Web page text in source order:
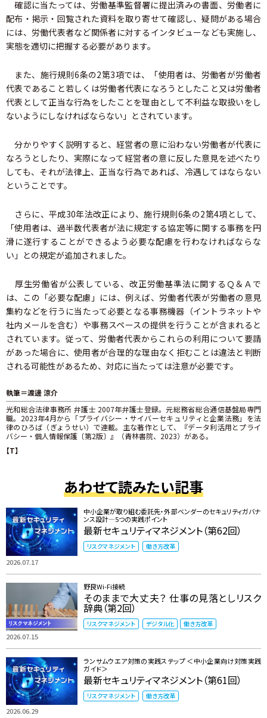
確認に当たっては、労働基準監督署に提出済みの書面、労働者に
配布・掲示・回覧された資料を取り寄せて確認し、疑問がある場合
には、労働代表者など関係者に対するインタビューなども実施し、
実態を適切に把握する必要があります。
また、施行規則6条の2第3項では、「使用者は、労働者が労働者
代表であること若しくは労働者代表になろうとしたこと又は労働者
代表として正当な行為をしたことを理由として不利益な取扱いをし
ないようにしなければならない」とされています。
分かりやすく説明すると、経営者の意に沿わない労働者が代表に
なろうとしたり、実際になって経営者の意に反した意見を述べたり
しても、それが法律上、正当な行為であれば、冷遇してはならない
ということです。
さらに、平成30年法改正により、施行規則6条の2第4項として、
「使用者は、過半数代表者が法に規定する協定等に関する事務を円
滑に遂行することができるよう必要な配慮を行わなければならな
い」との規定が追加されました。
厚生労働省が公表している、改正労働基準法に関するＱ＆Ａで
は、この「必要な配慮」には、例えば、労働者代表が労働者の意見
集約などを行うに当たって必要となる事務機器（イントラネットや
社内メールを含む）や事務スペースの提供を行うことが含まれると
されています。従って、労働者代表からこれらの利用について要請
があった場合に、使用者が合理的な理由なく拒むことは違法と判断
される可能性があるため、対応に当たっては注意が必要です。
執筆＝渡邊 涼介
光和総合法律事務所 弁護士 2007年弁護士登録。元総務省総合通信基盤局専門
職。2023年4月から「プライバシー・サイバーセキュリティと企業法務」を法
律のひろば（ぎょうせい）で連載。主な著作として、『データ利活用とプライ
バシー・個人情報保護〔第2版〕』（青林書院、2023）がある。
【T】
あわせて読みたい記事
2026.07.17
中小企業が取り組む委託先・外部ベンダーのセキュリティガバナ
ンス設計―5つの実践ポイント
最新セキュリティマネジメント（第62回）
リスクマネジメント 働き方改革
2026.07.15
野良Wi-Fi接続
そのままで大丈夫？ 仕事の見落としリスク
辞典（第2回）
リスクマネジメント デジタル化 働き方改革
2026.06.29
ランサムウエア対策の実践ステップ ＜中小企業向け対策実践
ガイド＞
最新セキュリティマネジメント（第61回）
リスクマネジメント 働き方改革